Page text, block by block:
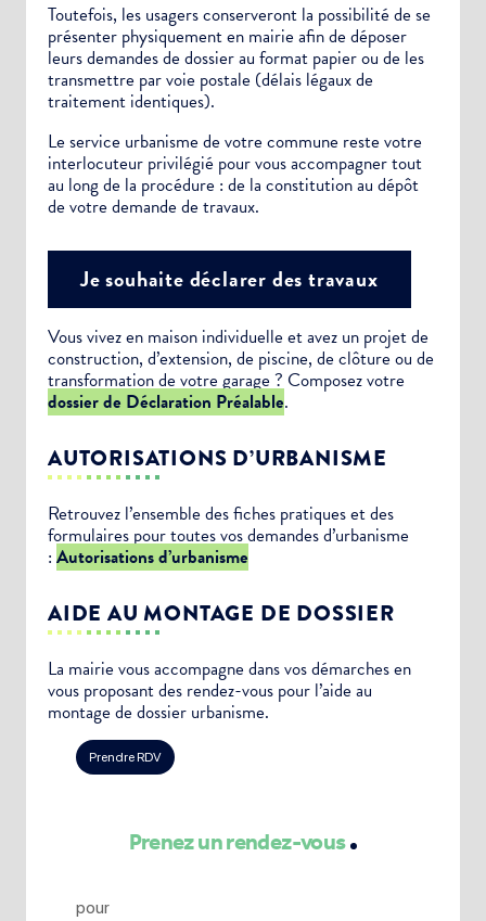
Toutefois, les usagers conserveront la possibilité de se
présenter physiquement en mairie afin de déposer
leurs demandes de dossier au format papier ou de les
transmettre par voie postale (délais légaux de
traitement identiques).
Le service urbanisme de votre commune reste votre
interlocuteur privilégié pour vous accompagner tout
au long de la procédure : de la constitution au dépôt
de votre demande de travaux.
Je souhaite déclarer des travaux
Vous vivez en maison individuelle et avez un projet de
construction, d’extension, de piscine, de clôture ou de
transformation de votre garage ? Composez votre
dossier de Déclaration Préalable.
AUTORISATIONS D’URBANISME
Retrouvez l’ensemble des fiches pratiques et des
formulaires pour toutes vos demandes d’urbanisme
: Autorisations d’urbanisme
AIDE AU MONTAGE DE DOSSIER
La mairie vous accompagne dans vos démarches en
vous proposant des rendez-vous pour l’aide au
montage de dossier urbanisme.